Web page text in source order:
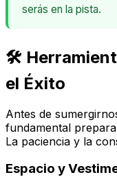
serás en la pista.
🛠️
el Éxito
Antes de
fundamental
La paciencia y la
Espacio y